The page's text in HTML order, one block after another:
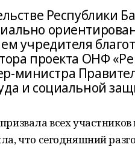
Республики
учредителя
проекта ОНФ
министра
и социальной
всех
что сегодняшний